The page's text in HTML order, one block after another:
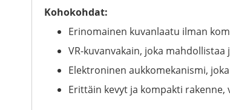
Kohokohdat:
Erinomainen kuvanlaatu ilman
VR-kuvanvakain, joka
Elektroninen aukkomekanismi,
Erittäin kevyt ja kompakti